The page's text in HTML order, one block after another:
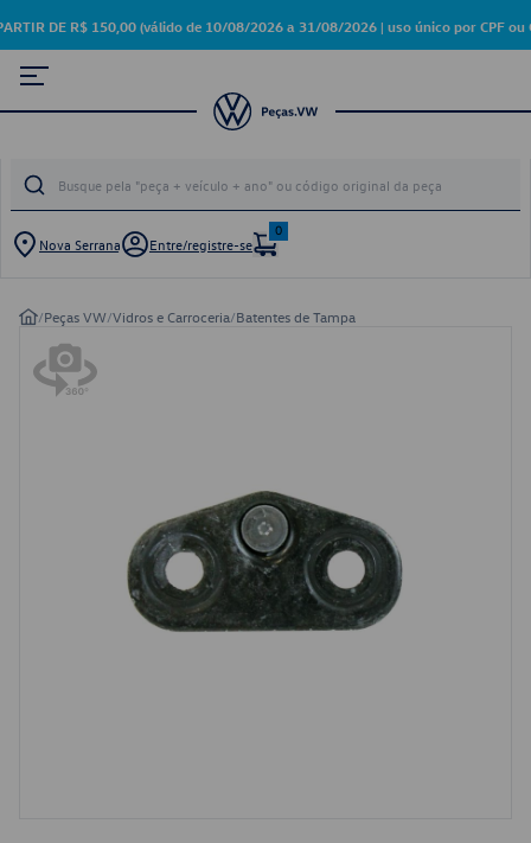
DE R$ 150,00 (válido de 10/08/2026 a 31/08/2026 | uso único por CPF ou
Nova Serrana Entre/registre-se
0
/Peças VW/Vidros e Carroceria/Batentes de Tampa